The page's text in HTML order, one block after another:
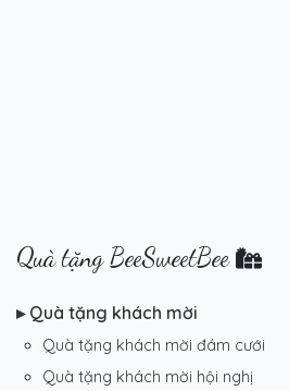
Quà tặng BeeSweetBee
▸ Quà tặng khách mời
Quà tặng khách mời đám cưới
Quà tặng khách mời hội nghị